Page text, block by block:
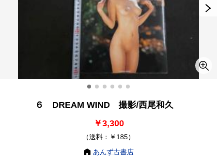
６ DREAM WIND 撮影/西尾和久
￥3,300
（送料：￥185）
あんず古書店